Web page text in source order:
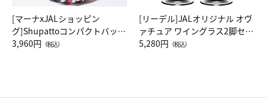
[マーナxJALショッピン
グ]Shupattoコンパクトバッグ
Drop JAL客室乗務員（LC）ス
3,960円 （税込）
[リーデル]JALオリジナル オヴ
ァチュア ワイングラス2脚セッ
ト（レッドワイン）
5,280円 （税込）